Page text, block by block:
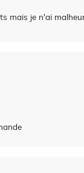
mais je n'ai